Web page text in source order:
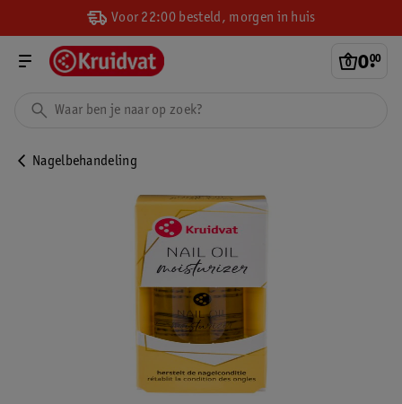
Voor 22:00 besteld, morgen in huis
0.
00
Nagelbehandeling